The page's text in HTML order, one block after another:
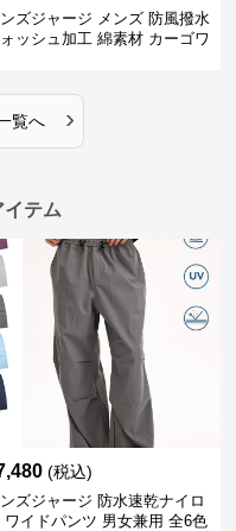
ズジャージ メンズ 防風撥水
ッシュ加工 綿素材 カーゴワ
覧へ ›
イテム
(税込)
ズジャージ 防水速乾ナイロ
ワイドパンツ 男女兼用 全6色